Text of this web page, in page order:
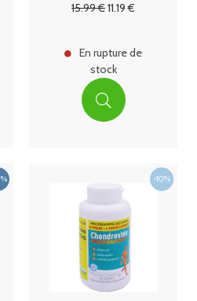
15.99€11.19 €
En rupture de
stock